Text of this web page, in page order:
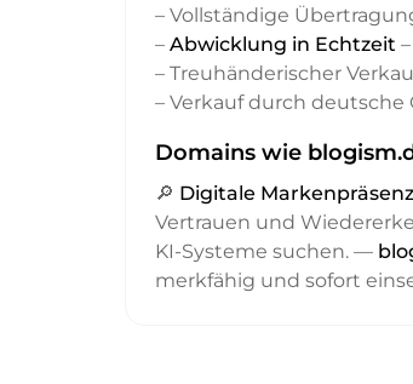
– Vollständige
– Abwicklung in Echtzeit
– Treuhänderischer
– Verkauf durch deutsche
Domains wie
🔎 Digitale
Vertrauen und
KI-Systeme suchen. —
merkfähig und sofort